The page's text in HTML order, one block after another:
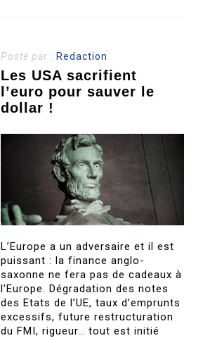
Posté par : Redaction
Les USA sacrifient
l’euro pour sauver le
dollar !
L’Europe a un adversaire et il est
puissant : la finance anglo-
saxonne ne fera pas de cadeaux à
l’Europe. Dégradation des notes
des Etats de l’UE, taux d’emprunts
excessifs, future restructuration
du FMI, rigueur… tout est initié